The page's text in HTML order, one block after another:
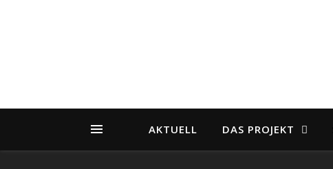
AKTUELL DAS PROJEKT